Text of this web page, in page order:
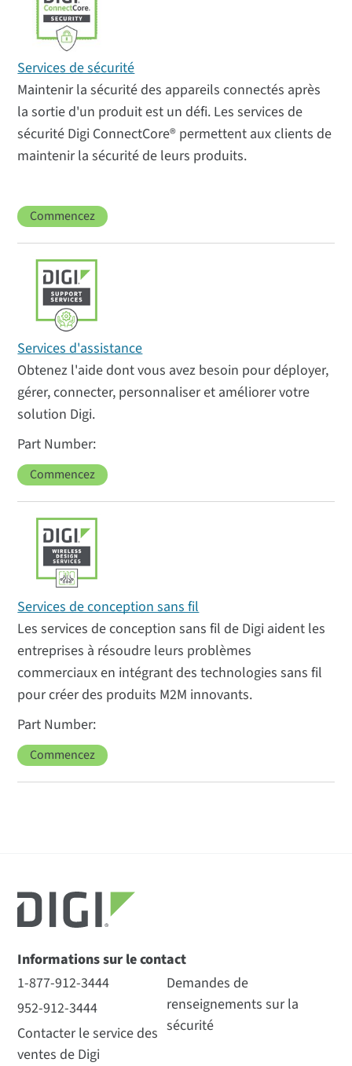
Services de sécurité
Maintenir la sécurité des appareils connectés après
la sortie d'un produit est un défi. Les services de
sécurité Digi ConnectCore® permettent aux clients de
maintenir la sécurité de leurs produits.
Commencez
Services d'assistance
Obtenez l'aide dont vous avez besoin pour déployer,
gérer, connecter, personnaliser et améliorer votre
solution Digi.
Commencez
Services de conception sans fil
Les services de conception sans fil de Digi aident les
entreprises à résoudre leurs problèmes
commerciaux en intégrant des technologies sans fil
pour créer des produits M2M innovants.
Commencez
Informations sur le contact
1-877-912-3444
952-912-3444
Contacter le service des
ventes de Digi
Demandes de
renseignements sur la
sécurité